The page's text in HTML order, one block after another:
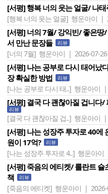
[서평] 행복 너의 웃는 얼굴/ 나
[행복 너의 웃는 얼굴] 행운아이 |
[서평] 너의 7월/ 강익빈/ 좋은땅
서 만난 문장들
리뷰
[너의 7월] 행운아이 | 2026-07-26
[서평] 나는 공부로 다시 태어났
장 확실한 방법
리뷰
[나는 공부로 다시 태..] 행운아이 |
[서평] 결국 다 괜찮아질 겁니다
리뷰
[결국 다 괜찮아질 겁..] 행운아이 |
[서평] 나는 성장주 투자로 40에
원이 17억?
리뷰
[나는 성장주 투자로 4..] 행운아이
[서평] 죽음의 에티켓/ 롤란트
책
리뷰
[죽음의 에티켓] 행운아이 | 2026-